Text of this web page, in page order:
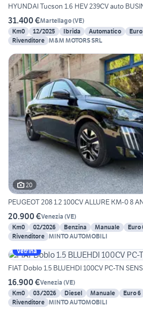
HYUNDAI Tucson 1.6 HEV 239CV auto
31.400 €Martellago(VE)
Km0
12/2025 Ibrida Automatico
Rivenditore M&M MOTORS SRL
20
PEUGEOT 208 1.2 100CV ALLURE KM-0 8
20.900 €Venezia (VE)
Km0
02/2026 Benzina Manuale
Euro
Rivenditore MINTO AUTOMOBILI
Vetrina
FIAT Doblo 1.5 BLUEHDI 100CV PC-TN
16.900 €Venezia (VE)
Km0
03/2026 Diesel Manuale
Euro 6
Rivenditore MINTO AUTOMOBILI